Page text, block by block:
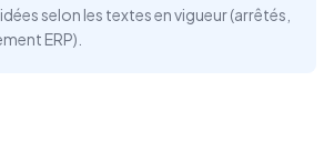
selon les textes en vigueur (arrêtés,
ERP).